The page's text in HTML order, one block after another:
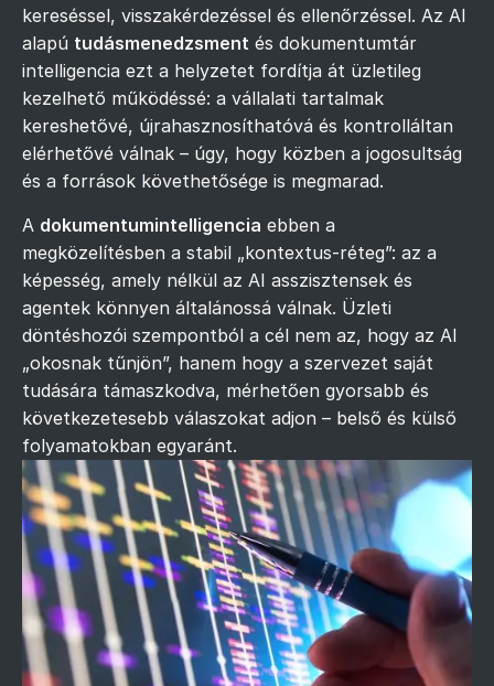
kereséssel, visszakérdezéssel és ellenőrzéssel. Az AI
alapú tudásmenedzsment és dokumentumtár
intelligencia ezt a helyzetet fordítja át üzletileg
kezelhető működéssé: a vállalati tartalmak
kereshetővé, újrahasznosíthatóvá és kontrolláltan
elérhetővé válnak – úgy, hogy közben a jogosultság
és a források követhetősége is megmarad.
A dokumentumintelligencia ebben a
megközelítésben a stabil „kontextus-réteg”: az a
képesség, amely nélkül az AI asszisztensek és
agentek könnyen általánossá válnak. Üzleti
döntéshozói szempontból a cél nem az, hogy az AI
„okosnak tűnjön”, hanem hogy a szervezet saját
tudására támaszkodva, mérhetően gyorsabb és
következetesebb válaszokat adjon – belső és külső
folyamatokban egyaránt.